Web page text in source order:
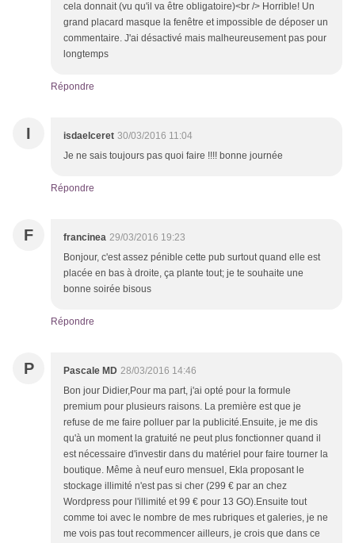
cela donnait (vu qu'il va être obligatoire)<br /> Horrible! Un
grand placard masque la fenêtre et impossible de déposer un
commentaire. J'ai désactivé mais malheureusement pas pour
longtemps
Répondre
I isdaelceret 30/03/2016 11:04
Je ne sais toujours pas quoi faire !!!! bonne journée
Répondre
F francinea 29/03/2016 19:23
Bonjour, c'est assez pénible cette pub surtout quand elle est
placée en bas à droite, ça plante tout; je te souhaite une
bonne soirée bisous
Répondre
P Pascale MD 28/03/2016 14:46
Bon jour Didier,Pour ma part, j'ai opté pour la formule
premium pour plusieurs raisons. La première est que je
refuse de me faire polluer par la publicité.Ensuite, je me dis
qu'à un moment la gratuité ne peut plus fonctionner quand il
est nécessaire d'investir dans du matériel pour faire tourner la
boutique. Même à neuf euro mensuel, Ekla proposant le
stockage illimité n'est pas si cher (299 € par an chez
Wordpress pour l'illimité et 99 € pour 13 GO).Ensuite tout
comme toi avec le nombre de mes rubriques et galeries, je ne
me vois pas tout recommencer ailleurs, je crois que dans ce